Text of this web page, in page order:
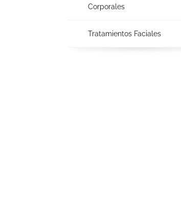
Corporales
Tratamientos Faciales